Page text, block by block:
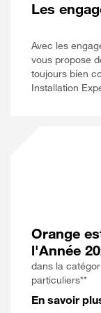
Les
Avec les
vous propose
toujours bien
Installation
Orange
l'Année
dans la
particuliers**
En savoir